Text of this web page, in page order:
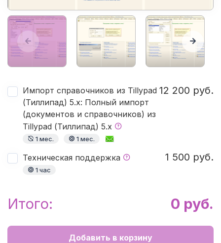
Импорт справочников из Tillypad
(Тиллипад) 5.х: Полный импорт
(документов и справочников) из
Tillypad (Тиллипад) 5.х
1 мес. 1 мес.
12 200 руб.
Техническая поддержка
1 час
1 500 руб.
Итого: 0 руб.
Добавить в корзину